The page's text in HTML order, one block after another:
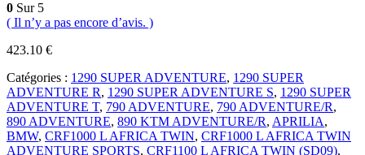
0 Sur 5
( Il n’y a pas encore d’avis. )
423.10 €
Catégories : 1290 SUPER ADVENTURE, 1290 SUPER
ADVENTURE R, 1290 SUPER ADVENTURE S, 1290 SUPER
ADVENTURE T, 790 ADVENTURE, 790 ADVENTURE/R,
890 ADVENTURE, 890 KTM ADVENTURE/R, APRILIA,
BMW, CRF1000 L AFRICA TWIN, CRF1000 L AFRICA TWIN
ADVENTURE SPORTS, CRF1100 L AFRICA TWIN (SD09),